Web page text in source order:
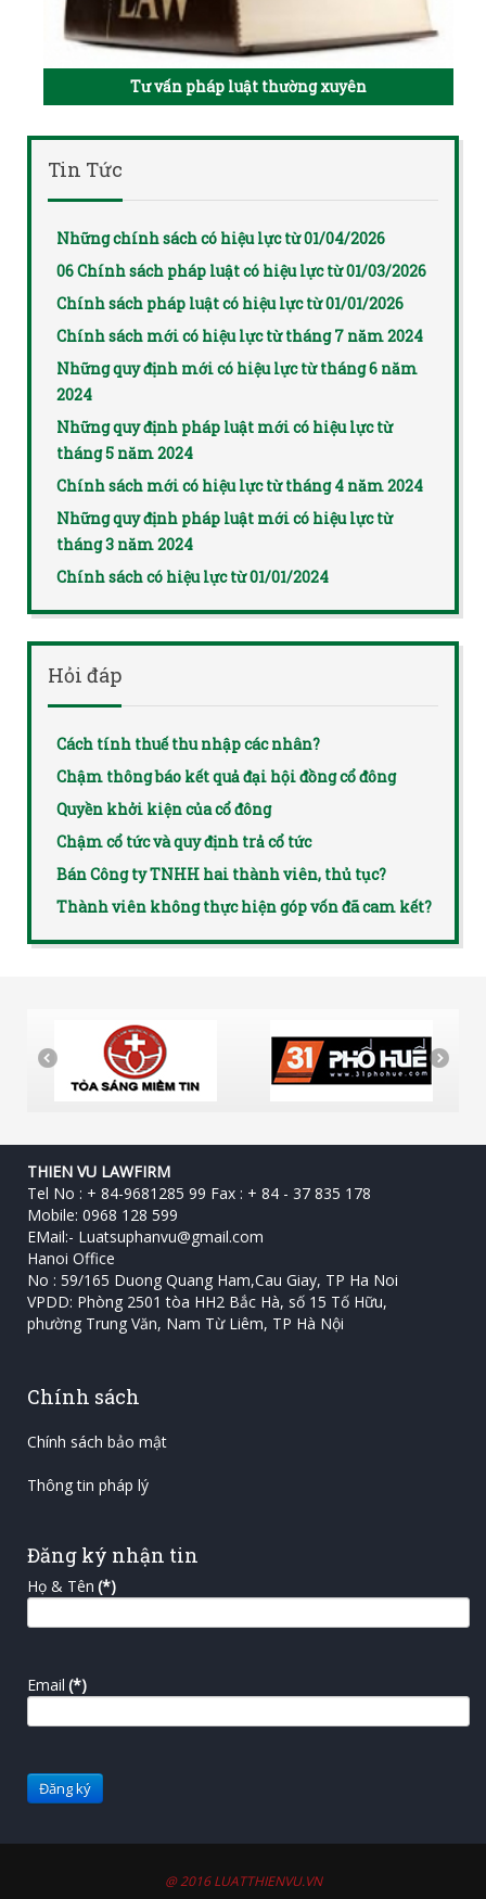
Tư vấn pháp luật thường xuyên
Tin Tức
Những chính sách có hiệu lực từ 01/04/2026
06 Chính sách pháp luật có hiệu lực từ 01/03/2026
Chính sách pháp luật có hiệu lực từ 01/01/2026
Chính sách mới có hiệu lực từ tháng 7 năm 2024
Những quy định mới có hiệu lực từ tháng 6 năm
2024
Những quy định pháp luật mới có hiệu lực từ
tháng 5 năm 2024
Chính sách mới có hiệu lực từ tháng 4 năm 2024
Những quy định pháp luật mới có hiệu lực từ
tháng 3 năm 2024
Chính sách có hiệu lực từ 01/01/2024
Hỏi đáp
Cách tính thuế thu nhập các nhân?
Chậm thông báo kết quả đại hội đồng cổ đông
Quyền khởi kiện của cổ đông
Chậm cổ tức và quy định trả cổ tức
Bán Công ty TNHH hai thành viên, thủ tục?
Thành viên không thực hiện góp vốn đã cam kết?
THIEN VU LAWFIRM
Tel No : + 84-9681285 99 Fax : + 84 - 37 835 178
Mobile: 0968 128 599
EMail:- Luatsuphanvu@gmail.com
Hanoi Office
No : 59/165 Duong Quang Ham,Cau Giay, TP Ha Noi
VPDD: Phòng 2501 tòa HH2 Bắc Hà, số 15 Tố Hữu, ‎
phường Trung Văn, Nam Từ Liêm, TP Hà Nội
Chính sách
Chính sách bảo mật
Thông tin pháp lý
Đăng ký nhận tin
Họ & Tên (*)
Email (*)
@ 2016 LUATTHIENVU.VN